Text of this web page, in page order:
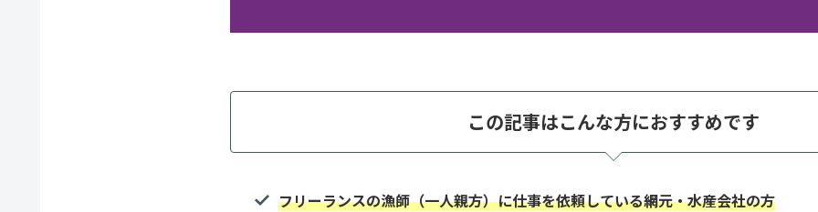
この記事はこんな方におすすめです
フリーランスの漁師（一人親方）に仕事を依頼している網元・水産会社の方